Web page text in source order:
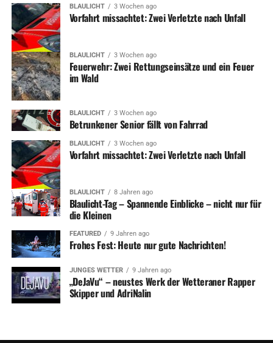
BLAULICHT 3 Wochen ago
Vorfahrt missachtet: Zwei Verletzte nach Unfall
BLAULICHT 3 Wochen ago
Feuerwehr: Zwei Rettungseinsätze und ein Feuer
im Wald
BLAULICHT 3 Wochen ago
Betrunkener Senior fällt von Fahrrad
BLAULICHT 3 Wochen ago
Vorfahrt missachtet: Zwei Verletzte nach Unfall
BLAULICHT 8 Jahren ago
Blaulicht-Tag – Spannende Einblicke – nicht nur für
die Kleinen
FEATURED 9 Jahren ago
Frohes Fest: Heute nur gute Nachrichten!
JUNGES WETTER 9 Jahren ago
„DeJaVu“ – neustes Werk der Wetteraner Rapper
Skipper und AdriNalin